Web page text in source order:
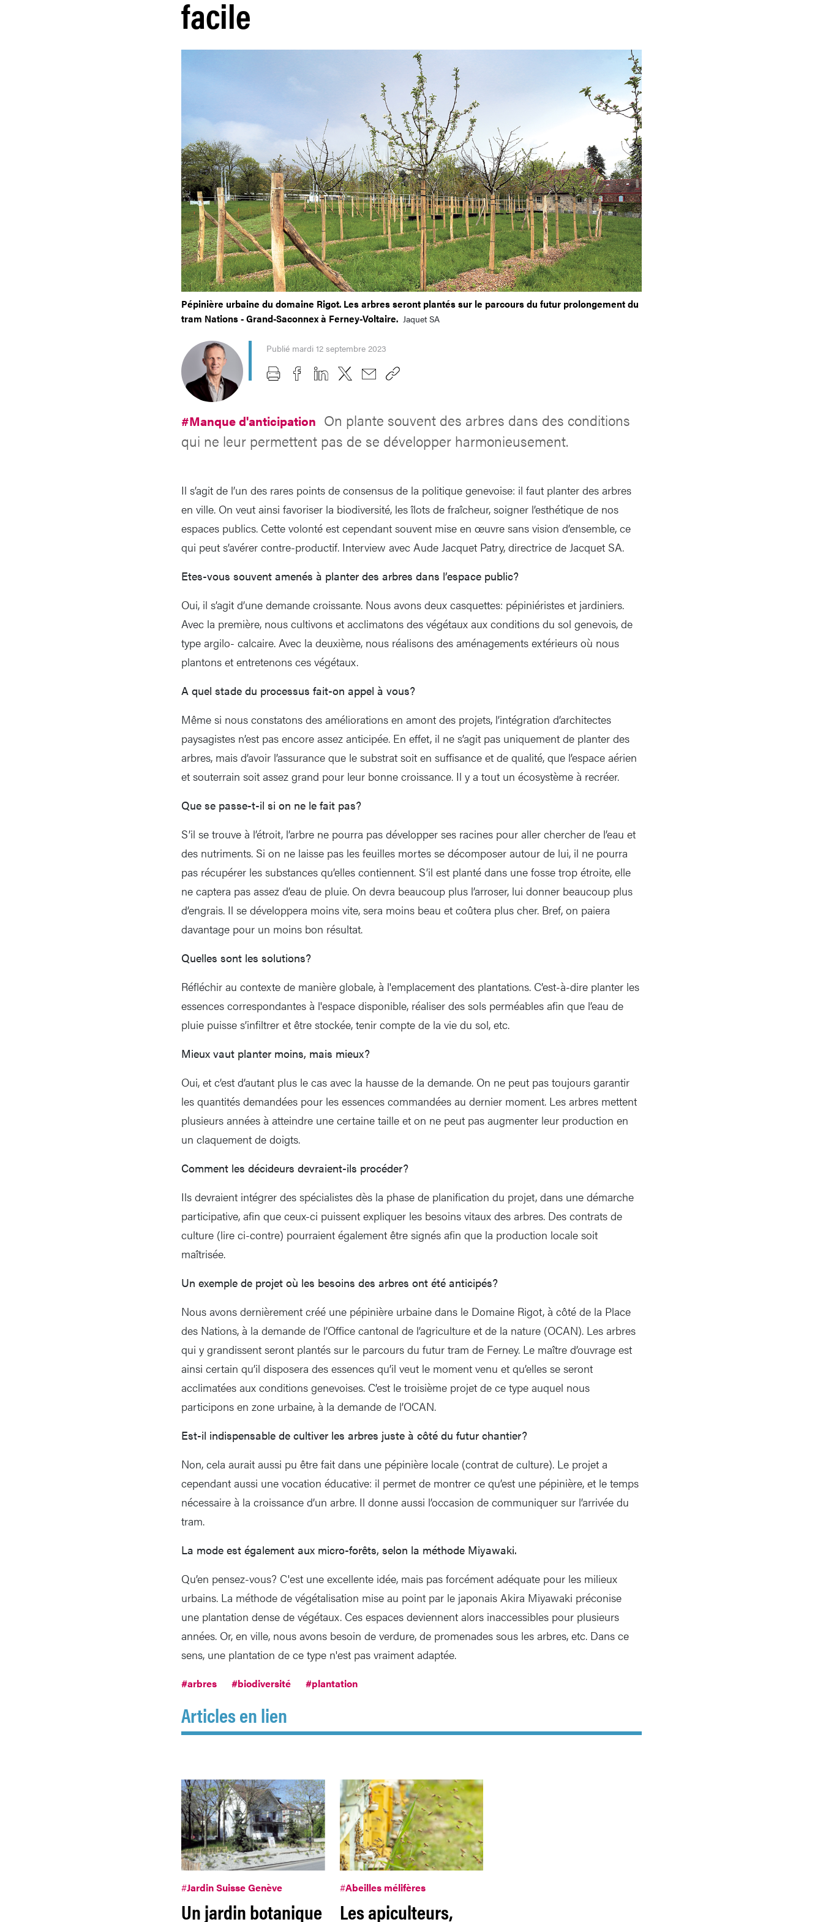
facile
Pépinière urbaine du domaine Rigot. Les arbres seront plantés sur le parcours du futur prolongement du
tram Nations - Grand-Saconnex à Ferney-Voltaire. Jaquet SA
Publié mardi 12 septembre 2023
#Manque d'anticipation On plante souvent des arbres dans des conditions
qui ne leur permettent pas de se développer harmonieusement.
Il s’agit de l’un des rares points de consensus de la politique genevoise: il faut planter des arbres
en ville. On veut ainsi favoriser la biodiversité, les îlots de fraîcheur, soigner l’esthétique de nos
espaces publics. Cette volonté est cependant souvent mise en œuvre sans vision d’ensemble, ce
qui peut s’avérer contre-productif. Interview avec Aude Jacquet Patry, directrice de Jacquet SA.
Etes-vous souvent amenés à planter des arbres dans l’espace public?
Oui, il s’agit d’une demande croissante. Nous avons deux casquettes: pépiniéristes et jardiniers.
Avec la première, nous cultivons et acclimatons des végétaux aux conditions du sol genevois, de
type argilo- calcaire. Avec la deuxième, nous réalisons des aménagements extérieurs où nous
plantons et entretenons ces végétaux.
A quel stade du processus fait-on appel à vous?
Même si nous constatons des améliorations en amont des projets, l’intégration d’architectes
paysagistes n’est pas encore assez anticipée. En effet, il ne s’agit pas uniquement de planter des
arbres, mais d’avoir l’assurance que le substrat soit en suffisance et de qualité, que l’espace aérien
et souterrain soit assez grand pour leur bonne croissance. Il y a tout un écosystème à recréer.
Que se passe-t-il si on ne le fait pas?
S’il se trouve à l’étroit, l’arbre ne pourra pas développer ses racines pour aller chercher de l’eau et
des nutriments. Si on ne laisse pas les feuilles mortes se décomposer autour de lui, il ne pourra
pas récupérer les substances qu’elles contiennent. S’il est planté dans une fosse trop étroite, elle
ne captera pas assez d’eau de pluie. On devra beaucoup plus l’arroser, lui donner beaucoup plus
d’engrais. Il se développera moins vite, sera moins beau et coûtera plus cher. Bref, on paiera
davantage pour un moins bon résultat.
Quelles sont les solutions?
Réfléchir au contexte de manière globale, à l'emplacement des plantations. C’est-à-dire planter les
essences correspondantes à l'espace disponible, réaliser des sols perméables afin que l’eau de
pluie puisse s’infiltrer et être stockée, tenir compte de la vie du sol, etc.
Mieux vaut planter moins, mais mieux?
Oui, et c’est d’autant plus le cas avec la hausse de la demande. On ne peut pas toujours garantir
les quantités demandées pour les essences commandées au dernier moment. Les arbres mettent
plusieurs années à atteindre une certaine taille et on ne peut pas augmenter leur production en
un claquement de doigts.
Comment les décideurs devraient-ils procéder?
Ils devraient intégrer des spécialistes dès la phase de planification du projet, dans une démarche
participative, afin que ceux-ci puissent expliquer les besoins vitaux des arbres. Des contrats de
culture (lire ci-contre) pourraient également être signés afin que la production locale soit
maîtrisée.
Un exemple de projet où les besoins des arbres ont été anticipés?
Nous avons dernièrement créé une pépinière urbaine dans le Domaine Rigot, à côté de la Place
des Nations, à la demande de l’Office cantonal de l’agriculture et de la nature (OCAN). Les arbres
qui y grandissent seront plantés sur le parcours du futur tram de Ferney. Le maître d’ouvrage est
ainsi certain qu’il disposera des essences qu’il veut le moment venu et qu’elles se seront
acclimatées aux conditions genevoises. C’est le troisième projet de ce type auquel nous
participons en zone urbaine, à la demande de l’OCAN.
Est-il indispensable de cultiver les arbres juste à côté du futur chantier?
Non, cela aurait aussi pu être fait dans une pépinière locale (contrat de culture). Le projet a
cependant aussi une vocation éducative: il permet de montrer ce qu’est une pépinière, et le temps
nécessaire à la croissance d’un arbre. Il donne aussi l’occasion de communiquer sur l’arrivée du
tram.
La mode est également aux micro-forêts, selon la méthode Miyawaki.
Qu’en pensez-vous? C'est une excellente idée, mais pas forcément adéquate pour les milieux
urbains. La méthode de végétalisation mise au point par le japonais Akira Miyawaki préconise
une plantation dense de végétaux. Ces espaces deviennent alors inaccessibles pour plusieurs
années. Or, en ville, nous avons besoin de verdure, de promenades sous les arbres, etc. Dans ce
sens, une plantation de ce type n'est pas vraiment adaptée.
#arbres #biodiversité #plantation
Articles en lien
#Jardin Suisse Genève
Un jardin botanique
#Abeilles mélifères
Les apiculteurs,